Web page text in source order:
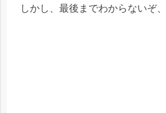
しかし、最後までわからないぞ